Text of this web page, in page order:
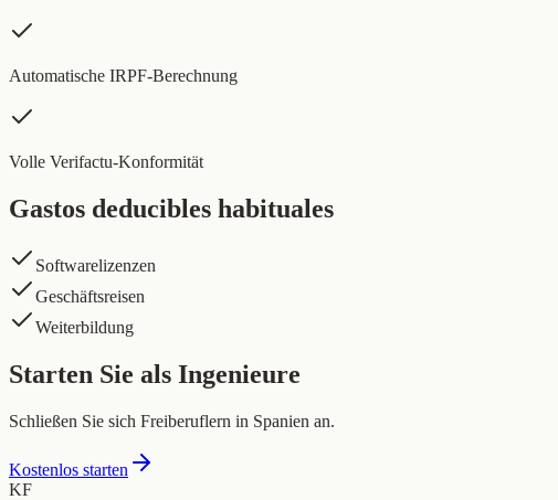
Automatische IRPF-Berechnung
Volle Verifactu-Konformität
Gastos deducibles habituales
Softwarelizenzen
Geschäftsreisen
Weiterbildung
Starten Sie als Ingenieure
Schließen Sie sich Freiberuflern in Spanien an.
Kostenlos starten
KF